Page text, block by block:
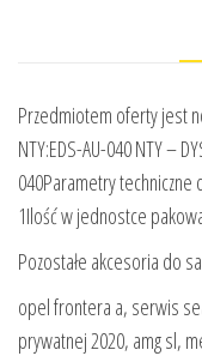
Przedmiotem oferty jest
NTY:EDS-AU-040 NTY –
040Parametry techniczne
1Ilość w jednostce
Pozostałe akcesoria do
opel frontera a, serwis
prywatnej 2020, amg sl,